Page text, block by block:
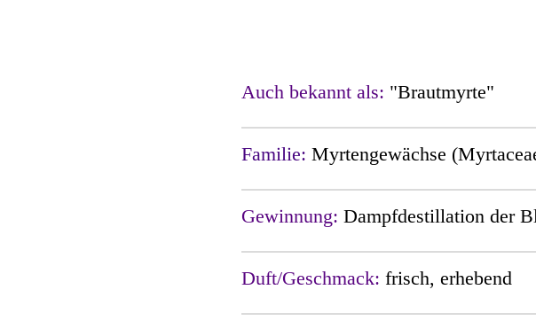
Auch bekannt als: "Brautmyrte"
Familie: Myrtengewächse
Gewinnung: Dampfdestillation der
Duft/Geschmack: frisch, erhebend